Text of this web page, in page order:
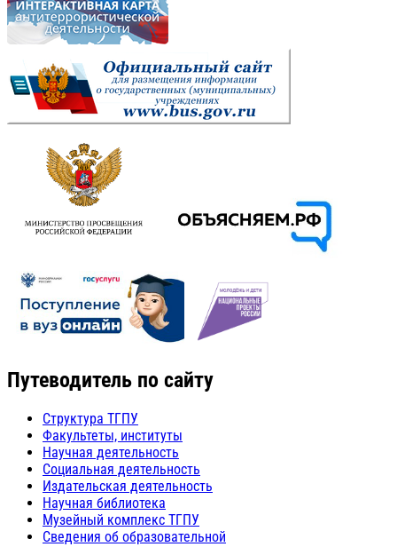
Путеводитель по сайту
Структура ТГПУ
Факультеты, институты
Научная деятельность
Социальная деятельность
Издательская деятельность
Научная библиотека
Музейный комплекс ТГПУ
Сведения об образовательной